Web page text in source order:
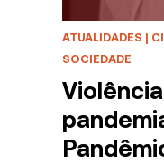
ATUALIDADES |
SOCIEDADE